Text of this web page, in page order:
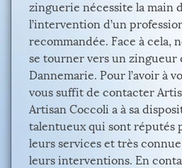
zinguerie nécessite la main
l’intervention d’un
recommandée. Face à cela,
se tourner vers un zingueur
Dannemarie. Pour l’avoir à
vous suffit de contacter
Artisan Coccoli a à sa
talentueux qui sont réputés
leurs services et très
leurs interventions. En